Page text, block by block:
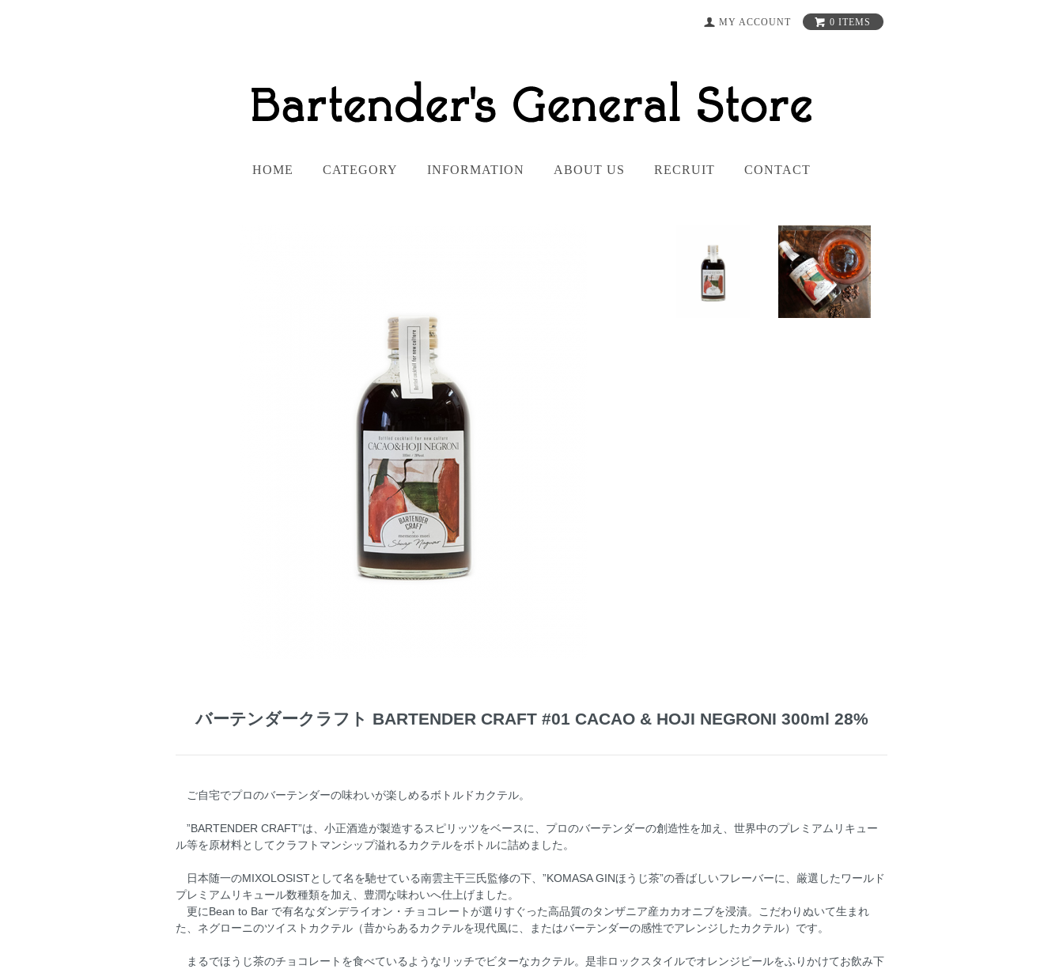
MY ACCOUNT 0 ITEMS
HOME CATEGORY INFORMATION ABOUT US RECRUIT CONTACT
バーテンダークラフト BARTENDER CRAFT #01 CACAO & HOJI NEGRONI 300ml 28%
ご自宅でプロのバーテンダーの味わいが楽しめるボトルドカクテル。
”BARTENDER CRAFT”は、小正酒造が製造するスピリッツをベースに、プロのバーテンダーの創造性を加え、世界中のプレミアムリキュー
ル等を原材料としてクラフトマンシップ溢れるカクテルをボトルに詰めました。
日本随一のMIXOLOSISTとして名を馳せている南雲主干三氏監修の下、”KOMASA GINほうじ茶”の香ばしいフレーバーに、厳選したワールド
プレミアムリキュール数種類を加え、豊潤な味わいへ仕上げました。
更にBean to Bar で有名なダンデライオン・チョコレートが選りすぐった高品質のタンザニア産カカオニブを浸漬。こだわりぬいて生まれ
た、ネグローニのツイストカクテル（昔からあるカクテルを現代風に、またはバーテンダーの感性でアレンジしたカクテル）です。
まるでほうじ茶のチョコレートを食べているようなリッチでビターなカクテル。是非ロックスタイルでオレンジピールをふりかけてお飲み下